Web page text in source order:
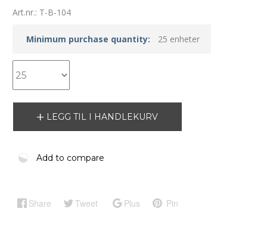
Art.nr.: T-B-104
Minimum purchase quantity: 25 enheter
LEGG TIL I HANDLEKURV
Add to compare
Share Tweet Plus Pin